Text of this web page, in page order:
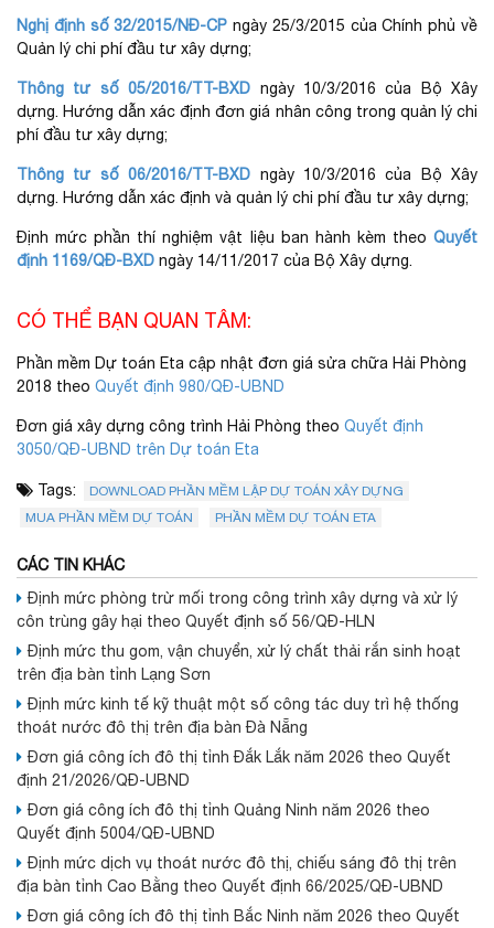
Nghị định số 32/2015/NĐ-CP ngày 25/3/2015 của Chính phủ về
Quản lý chi phí đầu tư xây dựng;
Thông tư số 05/2016/TT-BXD ngày 10/3/2016 của Bộ Xây
dựng. Hướng dẫn xác định đơn giá nhân công trong quản lý chi
phí đầu tư xây dựng;
Thông tư số 06/2016/TT-BXD ngày 10/3/2016 của Bộ Xây
dựng. Hướng dẫn xác định và quản lý chi phí đầu tư xây dựng;
Định mức phần thí nghiệm vật liệu ban hành kèm theo Quyết
định 1169/QĐ-BXD ngày 14/11/2017 của Bộ Xây dựng.
CÓ THỂ BẠN QUAN TÂM:
Phần mềm Dự toán Eta cập nhật đơn giá sửa chữa Hải Phòng
2018 theo Quyết định 980/QĐ-UBND
Đơn giá xây dựng công trình Hải Phòng theo Quyết định
3050/QĐ-UBND trên Dự toán Eta
Tags:
DOWNLOAD PHẦN MỀM LẬP DỰ TOÁN XÂY DỰNG
MUA PHẦN MỀM DỰ TOÁN
PHẦN MỀM DỰ TOÁN ETA
CÁC TIN KHÁC
Định mức phòng trừ mối trong công trình xây dựng và xử lý
côn trùng gây hại theo Quyết định số 56/QĐ-HLN
Định mức thu gom, vận chuyển, xử lý chất thải rắn sinh hoạt
trên địa bàn tỉnh Lạng Sơn
Định mức kinh tế kỹ thuật một số công tác duy trì hệ thống
thoát nước đô thị trên địa bàn Đà Nẵng
Đơn giá công ích đô thị tỉnh Đắk Lắk năm 2026 theo Quyết
định 21/2026/QĐ-UBND
Đơn giá công ích đô thị tỉnh Quảng Ninh năm 2026 theo
Quyết định 5004/QĐ-UBND
Định mức dịch vụ thoát nước đô thị, chiếu sáng đô thị trên
địa bàn tỉnh Cao Bằng theo Quyết định 66/2025/QĐ-UBND
Đơn giá công ích đô thị tỉnh Bắc Ninh năm 2026 theo Quyết